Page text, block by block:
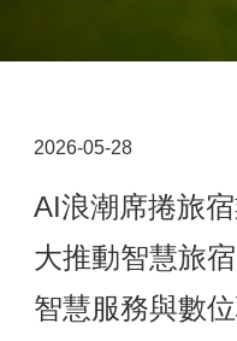
2026-05-28
AI浪潮席捲旅
大推動智慧旅
智慧服務與數